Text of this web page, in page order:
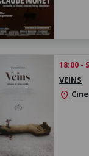
18:00 -
VEINS
location_on